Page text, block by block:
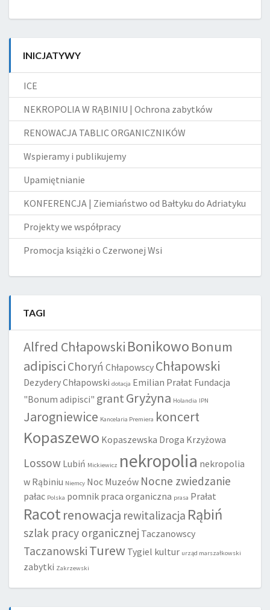
INICJATYWY
ICE
NEKROPOLIA W RĄBINIU | Ochrona zabytków
RENOWACJA TABLIC ORGANICZNIKÓW
Wspieramy i publikujemy
Upamiętnianie
KONFERENCJA | Ziemiaństwo od Bałtyku do Adriatyku
Projekty we współpracy
Promocja książki o Czerwonej Wsi
TAGI
Alfred Chłapowski Bonikowo Bonum
adipisci Choryń Chłapowscy Chłapowski
Dezydery Chłapowski dotacja Emilian Prałat Fundacja
"Bonum adipisci" grant Gryżyna Holandia IPN
Jarogniewice Kancelaria Premiera koncert
Kopaszewo Kopaszewska Droga Krzyżowa
Lossow Lubiń Mickiewicz nekropolia nekropolia
w Rąbiniu Niemcy Noc Muzeów Nocne zwiedzanie
pałac Polska pomnik praca organiczna prasa Prałat
Racotrenowacja rewitalizacja Rąbiń
szlak pracy organicznej Taczanowscy
Taczanowski Turew Tygiel kultur urząd marszałkowski
zabytki Zakrzewski